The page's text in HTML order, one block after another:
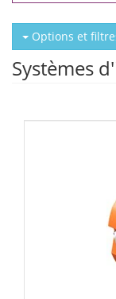
Options et
Systèmes